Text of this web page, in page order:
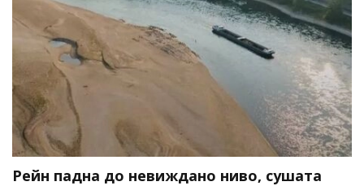
Рейн падна до невиждано ниво, сушата